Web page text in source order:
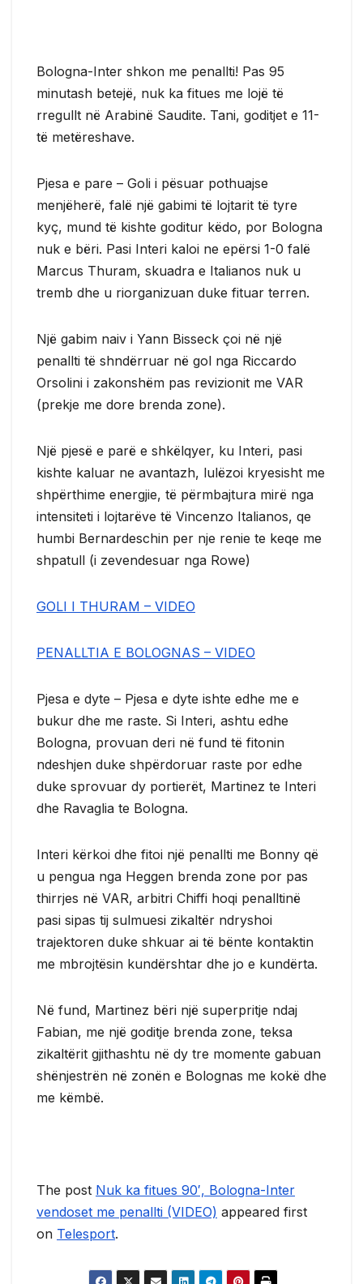
Bologna-Inter shkon me penallti! Pas 95
minutash betejë, nuk ka fitues me lojë të
rregullt në Arabinë Saudite. Tani, goditjet e 11-
të metëreshave.
Pjesa e pare – Goli i pësuar pothuajse
menjëherë, falë një gabimi të lojtarit të tyre
kyç, mund të kishte goditur këdo, por Bologna
nuk e bëri. Pasi Interi kaloi ne epërsi 1-0 falë
Marcus Thuram, skuadra e Italianos nuk u
tremb dhe u riorganizuan duke fituar terren.
Një gabim naiv i Yann Bisseck çoi në një
penallti të shndërruar në gol nga Riccardo
Orsolini i zakonshëm pas revizionit me VAR
(prekje me dore brenda zone).
Një pjesë e parë e shkëlqyer, ku Interi, pasi
kishte kaluar ne avantazh, lulëzoi kryesisht me
shpërthime energjie, të përmbajtura mirë nga
intensiteti i lojtarëve të Vincenzo Italianos, qe
humbi Bernardeschin per nje renie te keqe me
shpatull (i zevendesuar nga Rowe)
GOLI I THURAM – VIDEO
PENALLTIA E BOLOGNAS – VIDEO
Pjesa e dyte – Pjesa e dyte ishte edhe me e
bukur dhe me raste. Si Interi, ashtu edhe
Bologna, provuan deri në fund të fitonin
ndeshjen duke shpërdoruar raste por edhe
duke sprovuar dy portierët, Martinez te Interi
dhe Ravaglia te Bologna.
Interi kërkoi dhe fitoi një penallti me Bonny që
u pengua nga Heggen brenda zone por pas
thirrjes në VAR, arbitri Chiffi hoqi penalltinë
pasi sipas tij sulmuesi zikaltër ndryshoi
trajektoren duke shkuar ai të bënte kontaktin
me mbrojtësin kundërshtar dhe jo e kundërta.
Në fund, Martinez bëri një superpritje ndaj
Fabian, me një goditje brenda zone, teksa
zikaltërit gjithashtu në dy tre momente gabuan
shënjestrën në zonën e Bolognas me kokë dhe
me këmbë.
The post Nuk ka fitues 90′, Bologna-Inter
vendoset me penallti (VIDEO) appeared first
on Telesport.